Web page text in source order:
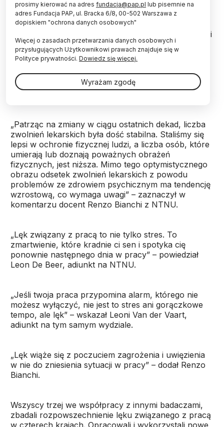
Praca w Norwegii jest zazwyczaj postrzegana jako
korzystna z powodu wysokich zarobków, stabilności
rynku pracy i dobrych warunków socjalnych.
Tymczasem, jak wykazali naukowcy z Norwegian
University of Science and Technology (NTNU), 11,2
proc. osób w Norwegii ma obniżoną zdolność do
pracy z powodu związanego z nią lęku
„Patrząc na zmiany w ciągu ostatnich dekad, liczba
zwolnień lekarskich była dość stabilna. Staliśmy się
lepsi w ochronie fizycznej ludzi, a liczba osób, które
umierają lub doznają poważnych obrażeń
fizycznych, jest niższa. Mimo tego optymistycznego
obrazu odsetek zwolnień lekarskich z powodu
problemów ze zdrowiem psychicznym ma tendencję
wzrostową, co wymaga uwagi” – zaznaczył w
komentarzu docent Renzo Bianchi z NTNU.
„Lęk związany z pracą to nie tylko stres. To
zmartwienie, które kradnie ci sen i spotyka cię
ponownie następnego dnia w pracy” – powiedział
Leon De Beer, adiunkt na NTNU.
„Jeśli twoja praca przypomina alarm, którego nie
możesz wyłączyć, nie jest to stres ani gorączkowe
tempo, ale lęk” – wskazał Leoni Van der Vaart,
adiunkt na tym samym wydziale.
„Lęk wiąże się z poczuciem zagrożenia i uwięzienia
w nie do zniesienia sytuacji w pracy” – dodał Renzo
Bianchi.
Wszyscy trzej we współpracy z innymi badaczami,
zbadali rozpowszechnienie lęku związanego z pracą
prosimy kierować na adres fundacja@pap.pl lub pisemnie na
adres Fundacja PAP, ul. Bracka 6/8, 00-502 Warszawa z
dopiskiem "ochrona danych osobowych"
Więcej o zasadach przetwarzania danych osobowych i
przysługujących Użytkownikowi prawach znajduje się w
Polityce prywatności. Dowiedz się więcej.
Wyrażam zgodę